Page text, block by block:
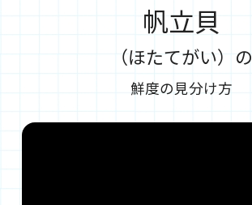
帆立貝
（ほたてがい）の
鮮度の見分け方